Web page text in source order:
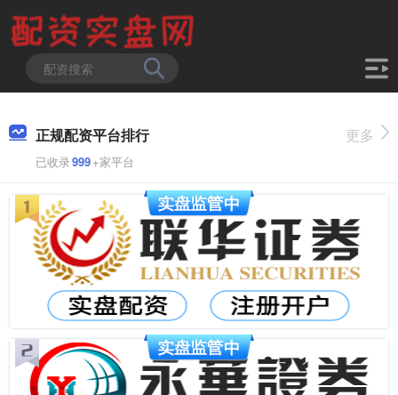
正规配资平台排行
已收录999+家平台
更多